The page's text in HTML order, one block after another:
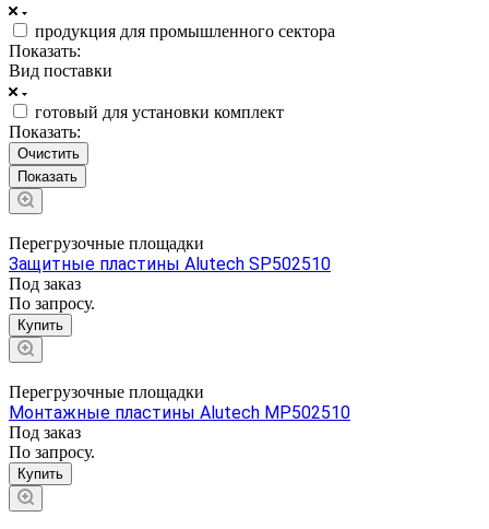
продукция для промышленного сектора
Показать:
Вид поставки
готовый для установки комплект
Показать:
Очистить
Перегрузочные площадки
Защитные пластины Alutech SP502510
Под заказ
По запросу.
Купить
Перегрузочные площадки
Монтажные пластины Alutech MP502510
Под заказ
По запросу.
Купить